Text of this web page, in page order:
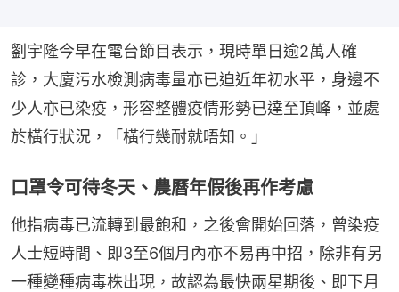
劉宇隆今早在電台節目表示，現時單日逾2萬人確
診，大廈污水檢測病毒量亦已迫近年初水平，身邊不
少人亦已染疫，形容整體疫情形勢已達至頂峰，並處
於橫行狀況，「橫行幾耐就唔知。」
口罩令可待冬天、農曆年假後再作考慮
他指病毒已流轉到最飽和，之後會開始回落，曾染疫
人士短時間、即3至6個月內亦不易再中招，除非有另
一種變種病毒株出現，故認為最快兩星期後、即下月